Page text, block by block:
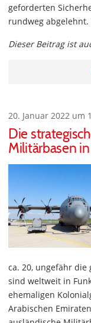
geforderten
rundweg abgelehnt.
Dieser Beitrag ist
20. Januar 2022 um
Die
Militärbasen
ca. 20, ungefähr
sind weltweit in
ehemaligen
Arabischen